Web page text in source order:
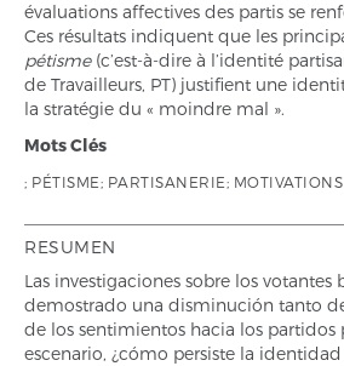
évaluations affectives des partis se
Ces résultats indiquent que les
pétisme(c’est-à-dire à l’identité
de Travailleurs, PT) justifient une
la stratégie du « moindre mal ».
Mots Clés
; PÉTISME; PARTISANERIE;
RESUMEN
Las investigaciones sobre los votantes
demostrado una disminución tanto
de los sentimientos hacia los partidos
escenario, ¿cómo persiste la